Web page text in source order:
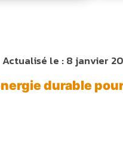
Actualisé le :8 janvier
durable